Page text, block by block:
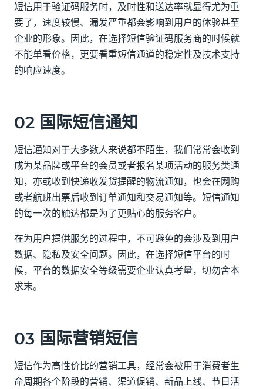
短信用于验证码服务时，及时性和送达率就显得尤为重
要了，速度较慢、漏发严重都会影响到用户的体验甚至
企业的形象。因此，在选择短信验证码服务商的时候就
不能单看价格，更要看重短信通道的稳定性及技术支持
的响应速度。
02 国际短信通知
短信通知对于大多数人来说都不陌生，我们常常会收到
成为某品牌或平台的会员或者报名某项活动的服务类通
知，亦或收到快递收发货提醒的物流通知，也会在网购
或者航班出票后收到订单通知和交易通知等。短信通知
的每一次的触达都是为了更贴心的服务客户。
在为用户提供服务的过程中，不可避免的会涉及到用户
数据、隐私及安全问题。因此，在选择短信平台的时
候，平台的数据安全等级需要企业认真考量，切勿舍本
求末。
03 国际营销短信
短信作为高性价比的营销工具，经常会被用于消费者生
命周期各个阶段的营销、渠道促销、新品上线、节日活